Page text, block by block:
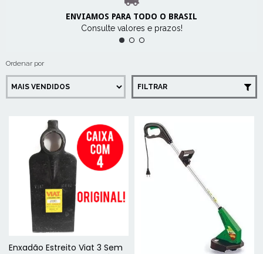
ENVIAMOS PARA TODO O BRASIL
Consulte valores e prazos!
Ordenar por
FILTRAR
Enxadão Estreito Viat 3 Sem